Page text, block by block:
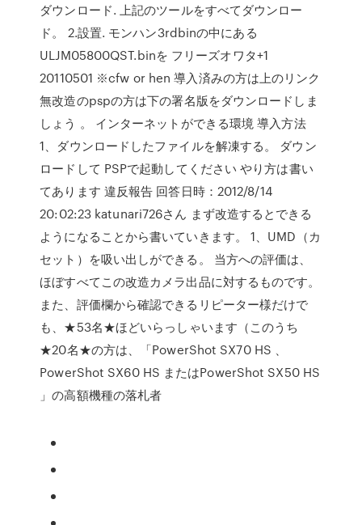
ダウンロード. 上記のツールをすべてダウンロー
ド。 2.設置. モンハン3rdbinの中にある
ULJM05800QST.binを フリーズオワタ+1
20110501 ※cfw or hen 導入済みの方は上のリンク
無改造のpspの方は下の署名版をダウンロードしま
しょう 。 インターネットができる環境 導入方法
1、ダウンロードしたファイルを解凍する。 ダウン
ロードして PSPで起動してください やり方は書い
てあります 違反報告 回答日時：2012/8/14
20:02:23 katunari726さん まず改造するとできる
ようになることから書いていきます。 1、UMD（カ
セット）を吸い出しができる。 当方への評価は、
ほぼすべてこの改造カメラ出品に対するものです。
また、評価欄から確認できるリピーター様だけで
も、★53名★ほどいらっしゃいます（このうち
★20名★の方は、「PowerShot SX70 HS 、
PowerShot SX60 HS またはPowerShot SX50 HS
」の高額機種の落札者